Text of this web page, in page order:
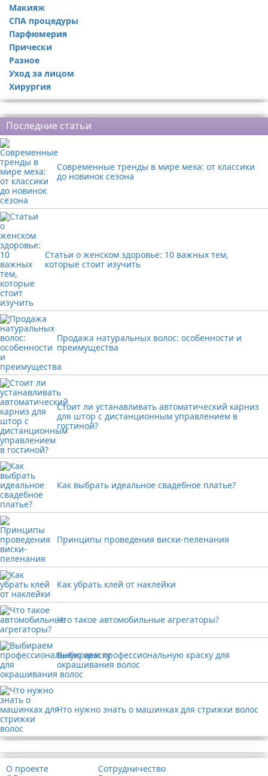
Макияж
СПА процедуры
Парфюмерия
Прически
Разное
Уход за лицом
Хирургия
Последние статьи
Современные тренды в мире меха: от классики
до новинок сезона
Статьи о женском здоровье: 10 важных тем,
которые стоит изучить
Продажа натуральных волос: особенности и
преимущества
Стоит ли устанавливать автоматический карниз
для штор с дистанционным управлением в
гостиной?
Как выбрать идеальное свадебное платье?
Принципы проведения виски-пеленания
Как убрать клей от наклейки
Что такое автомобильные агрегаторы?
Выбираем профессиональную краску для
окрашивания волос
Что нужно знать о машинках для стрижки волос
О проекте
Сотрудничество